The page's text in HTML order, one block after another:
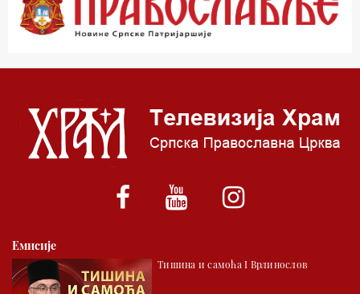
01.03 Живе речи - подкаст
*најважније вести емитујемо на сваки пун сат
Емисије
Тишина и самоћа I Врлинослов